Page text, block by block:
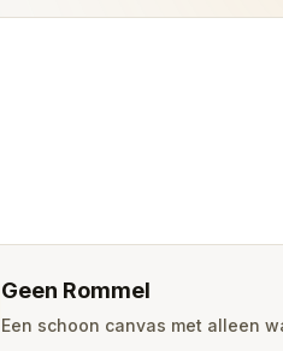
Geen Rommel
Een schoon canvas met alleen